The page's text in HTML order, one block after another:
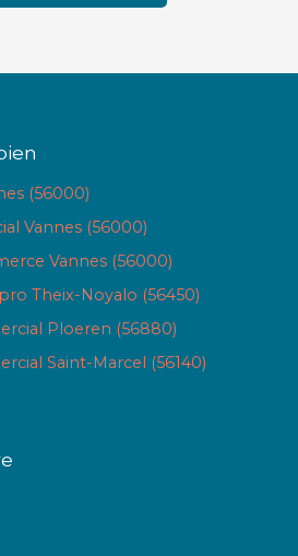
(56000)
Vannes (56000)
Vannes (56000)
Theix-Noyalo (56450)
Ploeren (56880)
Saint-Marcel (56140)